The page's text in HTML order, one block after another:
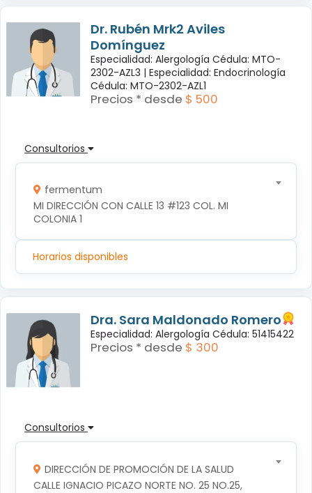
Dr. Rubén Mrk2 Aviles
Domínguez
Especialidad: Alergología Cédula: MTO-
2302-AZL3 | Especialidad: Endocrinología
Cédula: MTO-2302-AZL1
Precios * desde $ 500
Consultorios
fermentum
MI DIRECCIÓN CON CALLE 13 #123 COL. MI
COLONIA 1
Horarios disponibles
Dra. Sara Maldonado Romero
Especialidad: Alergología Cédula: 51415422
Precios * desde $ 300
Consultorios
DIRECCIÓN DE PROMOCIÓN DE LA SALUD
CALLE IGNACIO PICAZO NORTE NO. 25 NO.25,